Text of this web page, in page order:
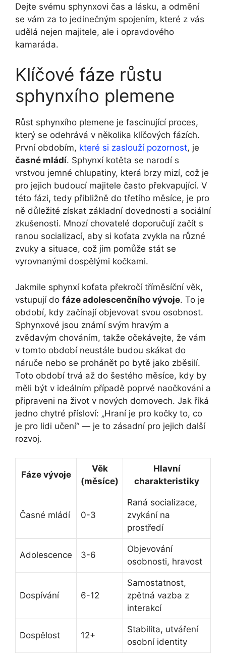
Dejte svému sphynxovi čas a lásku, a odmění
se vám za to jedinečným spojením, které z vás
udělá nejen majitele, ale i opravdového
kamaráda.
Klíčové fáze růstu
sphynxího plemene
Růst sphynxího plemene je fascinující proces,
který se odehrává v několika klíčových fázích.
První obdobím, které si zaslouží pozornost, je
časné mládí. Sphynxí kotěta se narodí s
vrstvou jemné chlupatiny, která brzy mizí, což je
pro jejich budoucí majitele často překvapující. V
této fázi, tedy přibližně do třetího měsíce, je pro
ně důležité získat základní dovednosti a sociální
zkušenosti. Mnozí chovatelé doporučují začít s
ranou socializací, aby si koťata zvykla na různé
zvuky a situace, což jim pomůže stát se
vyrovnanými dospělými kočkami.
Jakmile sphynxí koťata překročí tříměsíční věk,
vstupují do fáze adolescenčního vývoje. To je
období, kdy začínají objevovat svou osobnost.
Sphynxové jsou známí svým hravým a
zvědavým chováním, takže očekávejte, že vám
v tomto období neustále budou skákat do
náruče nebo se prohánět po bytě jako zběsilí.
Toto období trvá až do šestého měsíce, kdy by
měli být v ideálním případě poprvé naočkováni a
připraveni na život v nových domovech. Jak říká
jedno chytré přísloví: „Hraní je pro kočky to, co
je pro lidi učení“ — je to zásadní pro jejich další
rozvoj.
Fáze vývoje
Věk
(měsíce)
Hlavní
charakteristiky
Časné mládí 0-3
Raná socializace,
zvykání na
prostředí
Adolescence 3-6
Objevování
osobnosti, hravost
Dospívání 6-12
Samostatnost,
zpětná vazba z
interakcí
Dospělost 12+
Stabilita, utváření
osobní identity